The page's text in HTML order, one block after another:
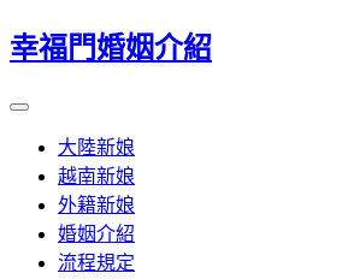
幸福門婚姻介紹
大陸新娘
越南新娘
外籍新娘
婚姻介紹
流程規定